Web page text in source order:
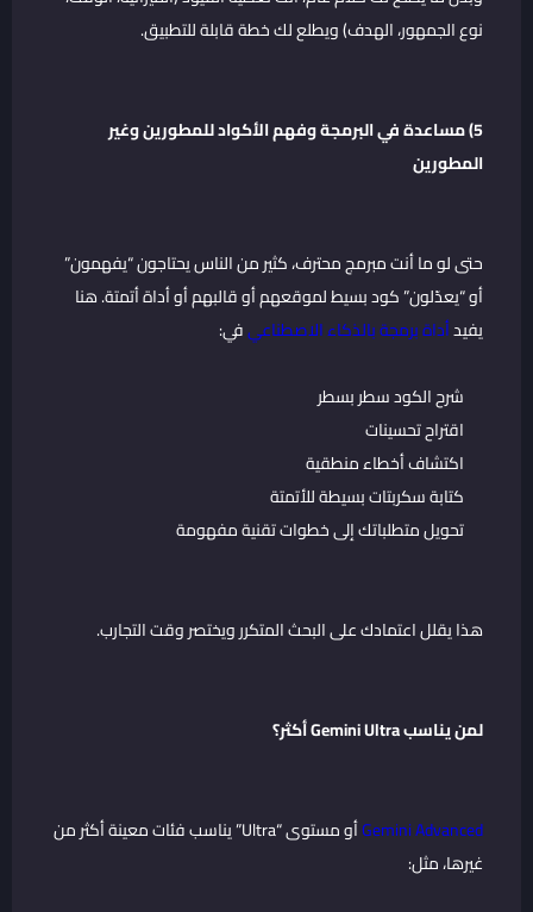
نوع الجمهور، الهدف) ويطلع لك خطة قابلة للتطبيق.
5) مساعدة في البرمجة وفهم الأكواد للمطورين وغير
المطورين
حتى لو ما أنت مبرمج محترف، كثير من الناس يحتاجون “يفهمون”
أو “يعدّلون” كود بسيط لموقعهم أو قالبهم أو أداة أتمتة. هنا
يفيدأداة برمجة بالذكاء الاصطناعيفي:
شرح الكود سطر بسطر
اقتراح تحسينات
اكتشاف أخطاء منطقية
كتابة سكربتات بسيطة للأتمتة
تحويل متطلباتك إلى خطوات تقنية مفهومة
هذا يقلل اعتمادك على البحث المتكرر ويختصر وقت التجارب.
لمن يناسب Gemini Ultra أكثر؟
Gemini Advanced
أو مستوى “Ultra” يناسب فئات معينة أكثر من
غيرها، مثل: